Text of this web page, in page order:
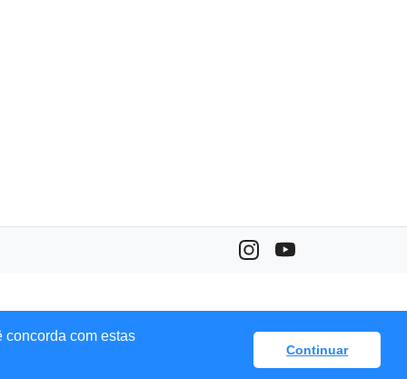
com estas
Continuar